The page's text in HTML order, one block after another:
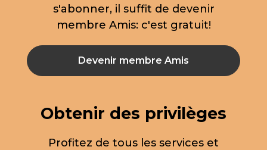
s'abonner, il suffit de devenir
membre Amis: c'est gratuit!
Devenir membre Amis
Obtenir des privilèges
Profitez de tous les services et